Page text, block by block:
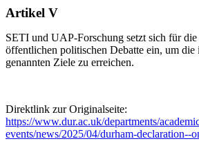
Artikel V
SETI und UAP-Forschung setzt sich für
öffentlichen politischen Debatte ein, um
genannten Ziele zu erreichen.
Direktlink zur Originalseite:
https://www.dur.ac.uk/departments/
events/news/2025/04/durham-declaration--